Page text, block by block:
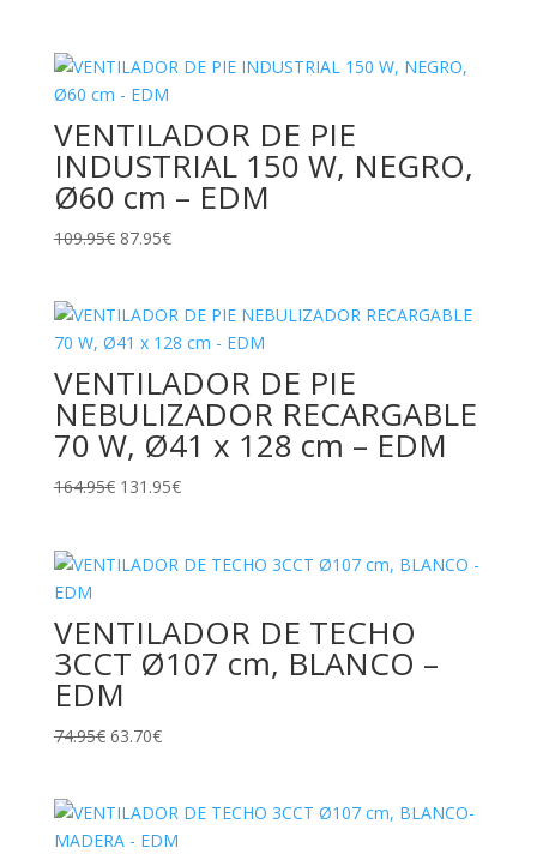
era:
21.45€.
es:
17.15€.
VENTILADOR DE PIE
INDUSTRIAL 150 W, NEGRO,
Ø60 cm – EDM
109.95€ El
era:
109.95€.
87.95€El
es:
87.95€.
VENTILADOR DE PIE
NEBULIZADOR RECARGABLE
70 W, Ø41 x 128 cm – EDM
164.95€ El
era:
131.95€El
es:
VENTILADOR DE TECHO
3CCT Ø107 cm, BLANCO –
EDM
74.95€ El
era:
74.95€.
63.70€El
es:
63.70€.